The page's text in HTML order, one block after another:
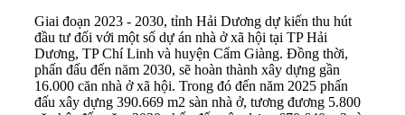
Giai đoạn 2023 - 2030, tỉnh Hải Dương dự kiến thu hút
đầu tư đối với một số dự án nhà ở xã hội tại TP Hải
Dương, TP Chí Linh và huyện Cẩm Giàng. Đồng thời,
phấn đấu đến năm 2030, sẽ hoàn thành xây dựng gần
16.000 căn nhà ở xã hội. Trong đó đến năm 2025 phấn
đấu xây dựng 390.669 m2 sàn nhà ở, tương đương 5.800